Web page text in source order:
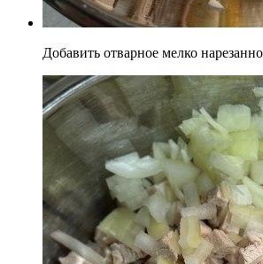
Добавить отварное мелко